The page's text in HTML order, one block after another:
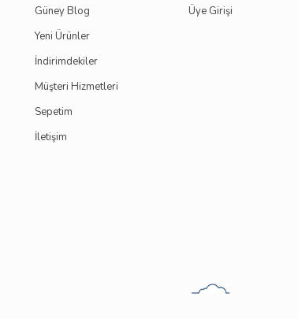
Güney Blog
Yeni Ürünler
İndirimdekiler
Müşteri Hizmetleri
Sepetim
İletişim
Üye Girişi